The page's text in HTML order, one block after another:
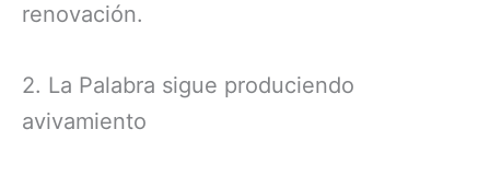
renovación.
2. La Palabra sigue produciendo
avivamiento